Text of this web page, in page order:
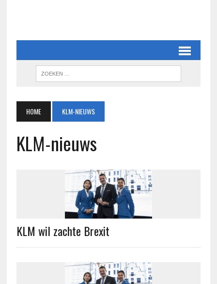
HOME KLM-NIEUWS
KLM-nieuws
KLM wil zachte Brexit